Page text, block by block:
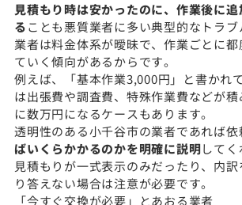
見積もり時は安かったのに、作業後に
ることも悪質業者に多い典型的なトラ
業者は料金体系が曖昧で、作業ごとに
ていく傾向があるからです。
例えば、「基本作業3,000円」と書かれ
は出張費や調査費、特殊作業費などが
に数万円になるケースもあります。
透明性のある小千谷市の業者であれば依
ばいくらかかるのかを明確に説明してく
見積もりが一式表示のみだったり、内
り答えない場合は注意が必要です。
「今すぐ交換が必要」とあおる業者